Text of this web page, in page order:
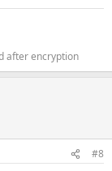
after encryption
#8